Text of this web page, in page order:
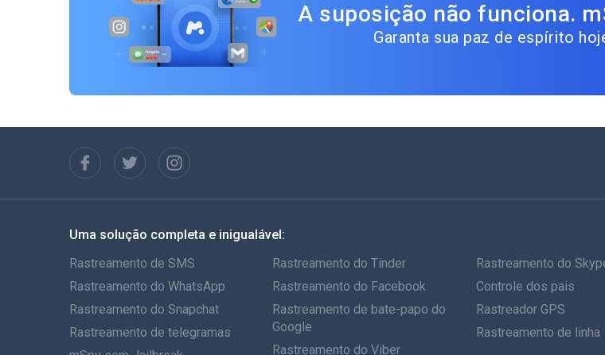
A suposição não funciona.
Garanta sua paz de espírito
Uma solução completa e inigualável:
Rastreamento de SMS
Rastreamento do WhatsApp
Rastreamento do Snapchat
Rastreamento de telegramas
Rastreamento do Tinder
Rastreamento do Facebook
Rastreamento de bate-papo do
Google
Rastreamento do Viber
Rastreamento do
Controle dos pais
Rastreador GPS
Rastreamento de linha